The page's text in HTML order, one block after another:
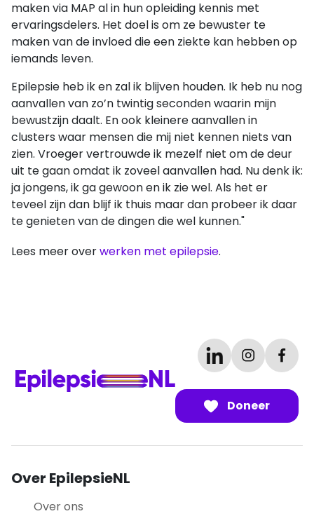
maken via MAP al in hun opleiding kennis met
ervaringsdelers. Het doel is om ze bewuster te
maken van de invloed die een ziekte kan hebben op
iemands leven.
Epilepsie heb ik en zal ik blijven houden. Ik heb nu nog
aanvallen van zo’n twintig seconden waarin mijn
bewustzijn daalt. En ook kleinere aanvallen in
clusters waar mensen die mij niet kennen niets van
zien. Vroeger vertrouwde ik mezelf niet om de deur
uit te gaan omdat ik zoveel aanvallen had. Nu denk ik:
ja jongens, ik ga gewoon en ik zie wel. Als het er
teveel zijn dan blijf ik thuis maar dan probeer ik daar
te genieten van de dingen die wel kunnen."
Lees meer overwerken met epilepsie.
Doneer
Over EpilepsieNL
Over ons